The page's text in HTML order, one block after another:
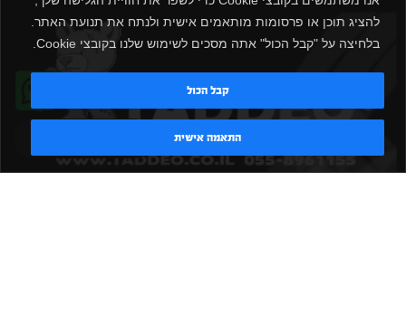
להציג תוכן או פרסומות מותאמים אישית ולנתח את תנועת האתר.
בלחיצה על "קבל הכול" אתה מסכים לשימוש שלנו בקובצי Cookie.
התאמה אישית
קבל הכול